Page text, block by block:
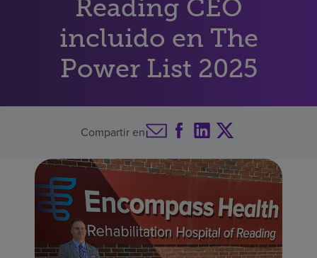
c
c
i
o
n
a
Servicios de rehabilitación
Pacientes y cuidadores
Recursos de salud
Buscar un centro
Inversores
Reading CEO
incluido en The
Power List 2025
Compartir en